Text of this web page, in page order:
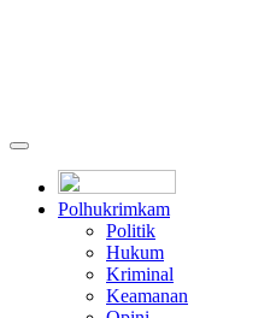
Polhukrimkam
Politik
Hukum
Kriminal
Keamanan